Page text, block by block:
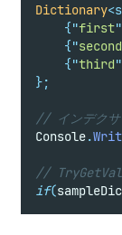
Dictionary<
{"first"
{"second
{"third"
};
// インデクサ
Console.
//
if(sampleDic